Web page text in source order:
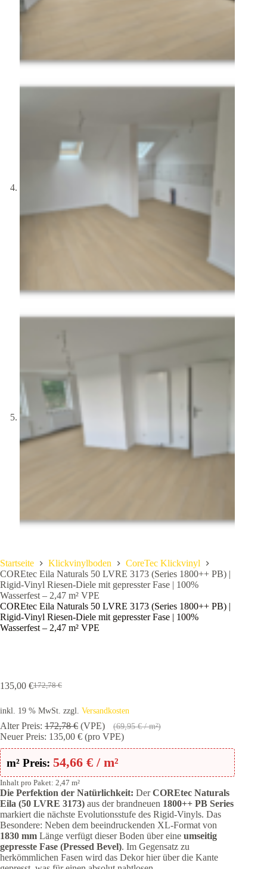
Startseite Klickvinylboden
CoreTec Klickvinyl
COREtec Eila Naturals 50 LVRE 3173 (Series 1800++ PB) |
Rigid-Vinyl Riesen-Diele mit gepresster Fase | 100%
Wasserfest – 2,47 m² VPE
COREtec Eila Naturals 50 LVRE 3173 (Series 1800++ PB) |
Rigid-Vinyl Riesen-Diele mit gepresster Fase | 100%
Wasserfest – 2,47 m² VPE
172,78€
Ursprünglicher
war:
172,78 €
135,00 €Aktueller
ist:
135,00 €.
inkl. 19 % MwSt. zzgl. Versandkosten
Alter Preis: 172,78€ (VPE) (69,95€/ m²)
Neuer Preis: 135,00 € (pro VPE)
m² Preis: 54,66 € / m²
Inhalt pro Paket: 2,47 m²
Die Perfektion der Natürlichkeit: DerCOREtec Naturals
Eila (50 LVRE 3173) aus der brandneuen 1800++ PB Series
markiert die nächste Evolutionsstufe des Rigid-Vinyls. Das
Besondere: Neben dem beeindruckenden XL-Format von
1830 mm Länge verfügt dieser Boden über eine umseitig
gepresste Fase (Pressed Bevel). Im Gegensatz zu
herkömmlichen Fasen wird das Dekor hier über die Kante